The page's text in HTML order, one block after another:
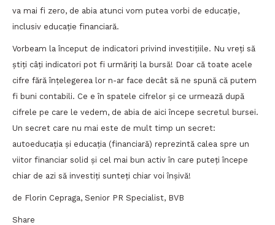
va mai fi zero, de abia atunci vom putea vorbi de educație,
inclusiv educație financiară.
Vorbeam la început de indicatori privind investițiile. Nu vreți să
știți câți indicatori pot fi urmăriți la bursă! Doar că toate acele
cifre fără înțelegerea lor n-ar face decât să ne spună că putem
fi buni contabili. Ce e în spatele cifrelor și ce urmează după
cifrele pe care le vedem, de abia de aici începe secretul bursei.
Un secret care nu mai este de mult timp un secret:
autoeducația și educația (financiară) reprezintă calea spre un
viitor financiar solid și cel mai bun activ în care puteți începe
chiar de azi să investiți sunteți chiar voi înșivă!
de Florin Cepraga, Senior PR Specialist, BVB
Share